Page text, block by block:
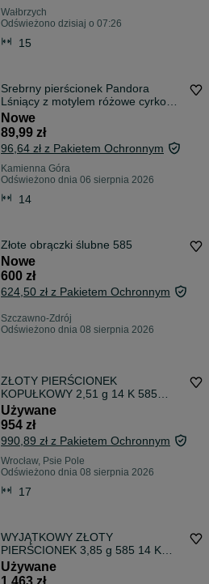
Wałbrzych
Odświeżono dzisiaj o 07:26
15
Srebrny pierścionek Pandora
Lśniący z motylem różowe cyrkonie
r. 54 + opakowanie prezentowe
Nowe
89,99 zł
96,64 zł z Pakietem Ochronnym
Kamienna Góra
Odświeżono dnia 06 sierpnia 2026
14
Złote obrączki ślubne 585
Nowe
600 zł
624,50 zł z Pakietem Ochronnym
Szczawno-Zdrój
Odświeżono dnia 08 sierpnia 2026
ZŁOTY PIERŚCIONEK
KOPUŁKOWY 2,51 g 14 K 585
R.17 Wrocław Kiełczowska
Używane
954 zł
990,89 zł z Pakietem Ochronnym
Wrocław, Psie Pole
Odświeżono dnia 08 sierpnia 2026
17
WYJĄTKOWY ZŁOTY
PIERŚCIONEK 3,85 g 585 14 K
R.18 Wrocław Kiełczowska 51b
Używane